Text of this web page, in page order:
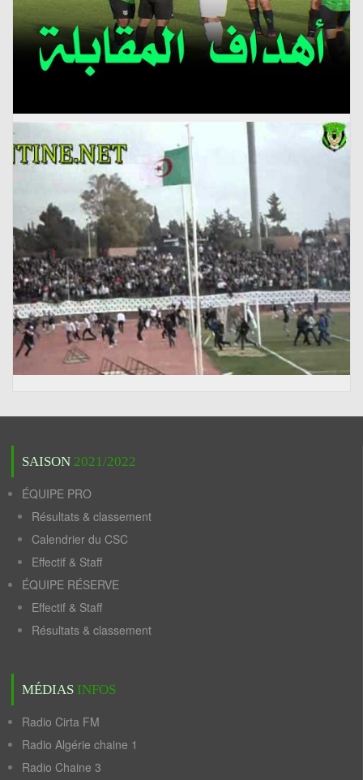
SAISON 2021/2022
ÉQUIPE PRO
Résultats & classement
Calendrier du CSC
Effectif & Staff
ÉQUIPE RÉSERVE
Effectif & Staff
Résultats & classement
MÉDIAS INFOS
Radio Cirta FM
Radio Algérie chaine 1
Radio Chaine 3